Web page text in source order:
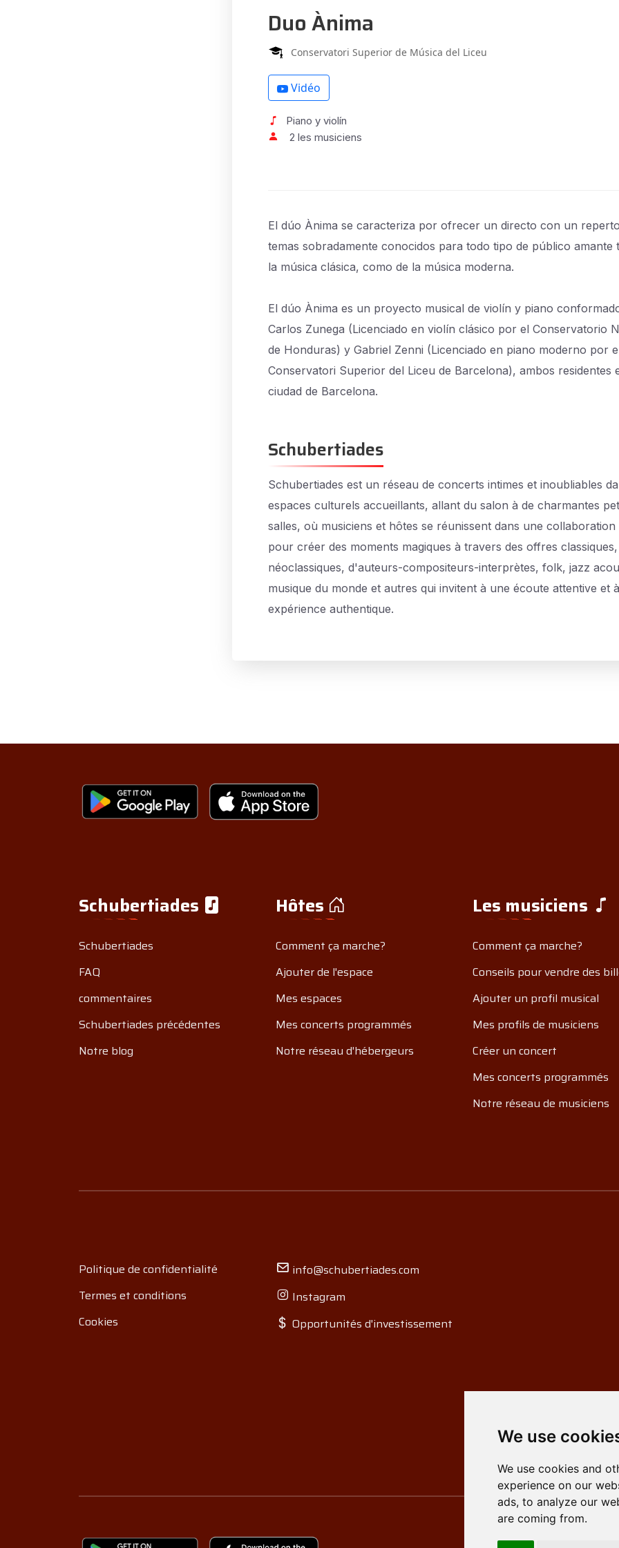
We use
We use cookies and
experience on our
ads, to analyze our
are coming from.
Duo Ànima
Conservatori Superior de Música del Liceu
Vidéo
Piano y violín
2 les musiciens
El dúo Ànima se caracteriza por ofrecer un directo con un
temas sobradamente conocidos para todo tipo de público amante
la música clásica, como de la música moderna.
El dúo Ànima es un proyecto musical de violín y piano
Carlos Zunega (Licenciado en violín clásico por el Conservatorio
de Honduras) y Gabriel Zenni (Licenciado en piano moderno por
Conservatori Superior del Liceu de Barcelona), ambos residentes
ciudad de Barcelona.
Schubertiades
Schubertiades est un réseau de concerts intimes et inoubliables
espaces culturels accueillants, allant du salon à de charmantes
salles, où musiciens et hôtes se réunissent dans une collaboration
pour créer des moments magiques à travers des offres classiques,
néoclassiques, d'auteurs-compositeurs-interprètes, folk, jazz
musique du monde et autres qui invitent à une écoute attentive et
expérience authentique.
Schubertiades
Schubertiades
FAQ
commentaires
Schubertiades précédentes
Notre blog
Hôtes
Comment ça marche?
Ajouter de l'espace
Mes espaces
Mes concerts programmés
Notre réseau d'hébergeurs
Les musiciens
Comment ça marche?
Conseils pour vendre des
Ajouter un profil musical
Mes profils de musiciens
Créer un concert
Mes concerts programmés
Notre réseau de musiciens
Politique de confidentialité
Termes et conditions
Cookies
info@schubertiades.com
Instagram
Opportunités d'investissement